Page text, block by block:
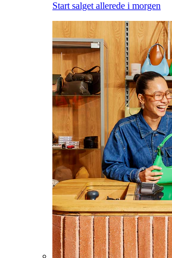
Start salget allerede i morgen